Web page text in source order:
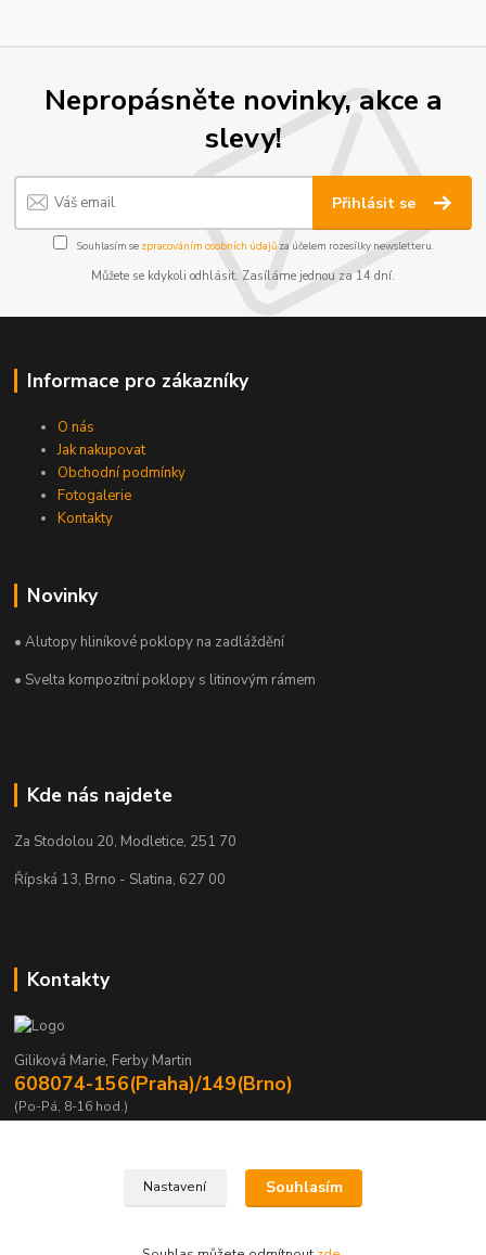
Nepropásněte novinky, akce a
slevy!
Přihlásit se
Souhlasím se zpracováním osobních údajůza účelem rozesílky newsletteru.
Můžete se kdykoli odhlásit. Zasíláme jednou za 14 dní.
Informace pro zákazníky
O nás
Jak nakupovat
Obchodní podmínky
Fotogalerie
Kontakty
Novinky
• Alutopy hliníkové poklopy na zadláždění
• Svelta kompozitní poklopy s litinovým rámem
Kde nás najdete
Za Stodolou 20, Modletice, 251 70
Řípská 13, Brno - Slatina, 627 00
Kontakty
Giliková Marie, Ferby Martin
608074-156(Praha)/149(Brno)
(Po-Pá, 8-16 hod.)
Nastavení Souhlasím